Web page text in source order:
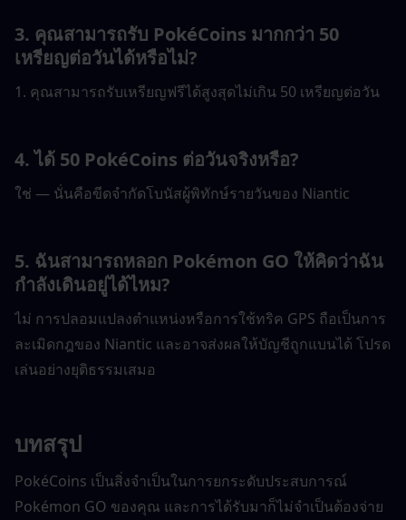
3. คุณสามารถรับ PokéCoins มากกว่า 50
เหรียญต่อวันได้หรือไม่?
1. คุณสามารถรับเหรียญฟรีได้สูงสุดไม่เกิน 50 เหรียญต่อวัน
4. ได้ 50 PokéCoins ต่อวันจริงหรือ?
ใช่ — นั่นคือขีดจำกัดโบนัสผู้พิทักษ์รายวันของ Niantic
5. ฉันสามารถหลอก Pokémon GO ให้คิดว่าฉัน
กำลังเดินอยู่ได้ไหม?
ไม่ การปลอมแปลงตำแหน่งหรือการใช้ทริค GPS ถือเป็นการ
ละเมิดกฎของ Niantic และอาจส่งผลให้บัญชีถูกแบนได้ โปรด
เล่นอย่างยุติธรรมเสมอ
บทสรุป
PokéCoins เป็นสิ่งจำเป็นในการยกระดับประสบการณ์
Pokémon GO ของคุณ และการได้รับมาก็ไม่จำเป็นต้องจ่าย